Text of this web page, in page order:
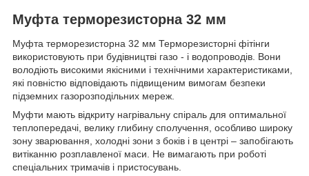
Муфта терморезисторна 32 мм
Муфта терморезисторна 32 мм Терморезисторні фітінги
використовують при будівництві газо - і водопроводів. Вони
володіють високими якісними і технічними характеристиками,
які повністю відповідають підвищеним вимогам безпеки
підземних газорозподільних мереж.
Муфти мають відкриту нагрівальну спіраль для оптимальної
теплопередачі, велику глибину сполучення, особливо широку
зону зварювання, холодні зони з боків і в центрі – запобігають
витіканню розплавленої маси. Не вимагають при роботі
спеціальних тримачів і пристосувань.